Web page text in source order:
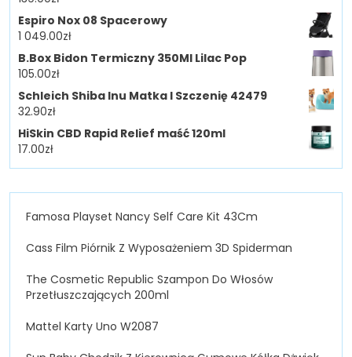
Espiro Nox 08 Spacerowy
1 049.00zł
B.Box Bidon Termiczny 350Ml Lilac Pop
105.00zł
Schleich Shiba Inu Matka I Szczenię 42479
32.90zł
HiSkin CBD Rapid Relief maść 120ml
17.00zł
Famosa Playset Nancy Self Care Kit 43Cm
Cass Film Piórnik Z Wyposażeniem 3D Spiderman
The Cosmetic Republic Szampon Do Włosów
Przetłuszczających 200ml
Mattel Karty Uno W2087